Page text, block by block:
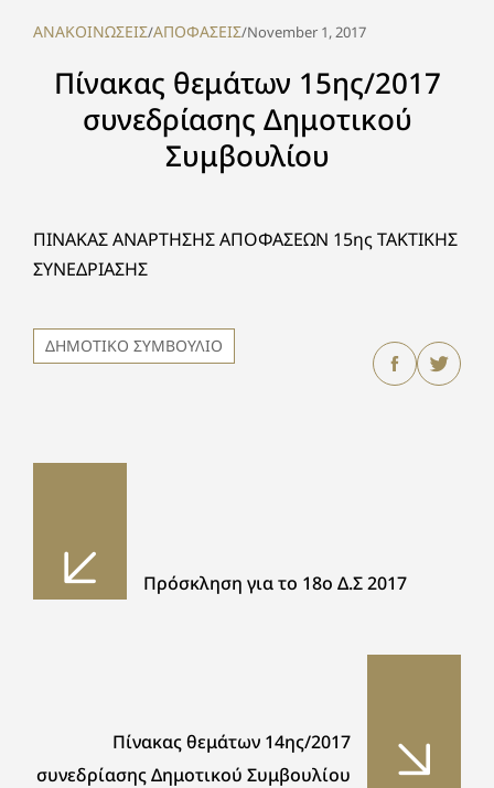
ΑΝΑΚΟΙΝΩΣΕΙΣ/ΑΠΟΦΑΣΕΙΣ/November 1, 2017
Πίνακας θεμάτων 15ης/2017
συνεδρίασης Δημοτικού
Συμβουλίου
ΠΙΝΑΚΑΣ ΑΝΑΡΤΗΣΗΣ ΑΠΟΦΑΣΕΩΝ 15ης ΤΑΚΤΙΚΗΣ
ΣΥΝΕΔΡΙΑΣΗΣ
ΔΗΜΟΤΙΚΟ ΣΥΜΒΟΥΛΙΟ
Πρόσκληση για το 18ο Δ.Σ 2017
Πίνακας θεμάτων 14ης/2017
συνεδρίασης Δημοτικού Συμβουλίου